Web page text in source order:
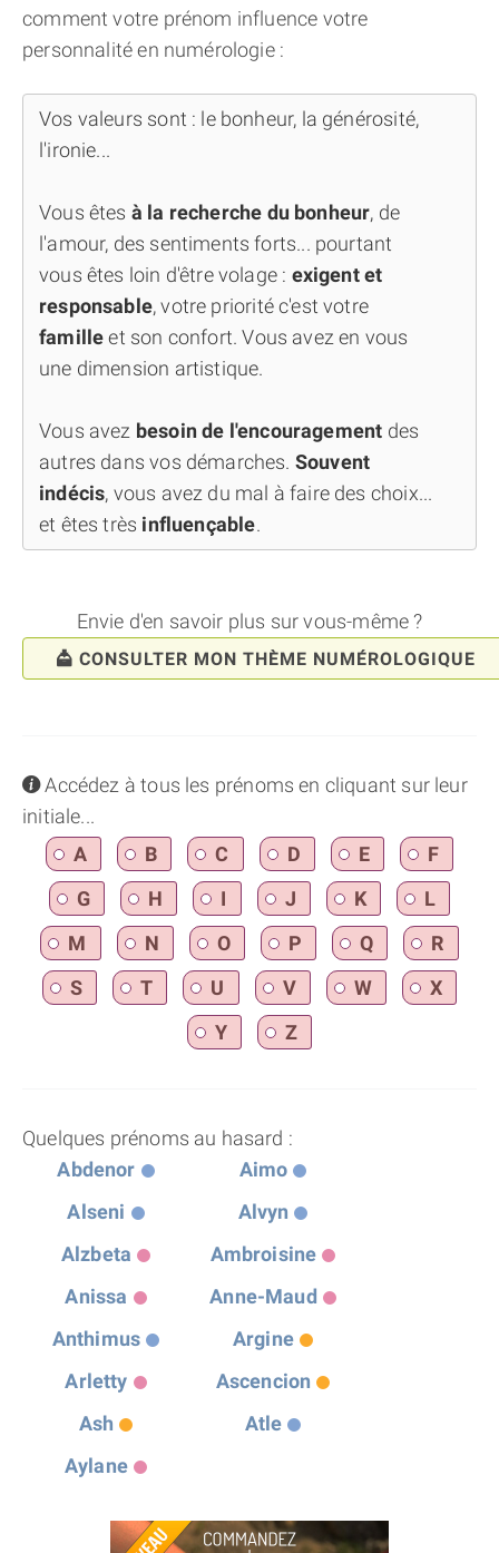
comment votre prénom influence votre
personnalité en numérologie :
Vos valeurs sont : le bonheur, la générosité,
l'ironie...
Vous êtes à la recherche du bonheur, de
l'amour, des sentiments forts... pourtant
vous êtes loin d'être volage : exigent et
responsable, votre priorité c'est votre
familleet son confort. Vous avez en vous
une dimension artistique.
Vous avez besoin de l'encouragement des
autres dans vos démarches. Souvent
indécis, vous avez du mal à faire des choix...
et êtes très influençable.
Envie d'en savoir plus sur vous-même ?
CONSULTER MON THÈME NUMÉROLOGIQUE
infoAccédez à tous les prénoms en cliquant sur leur
initiale...
A
B C D E
F
G
H I J K
L
M
N O P Q
R
S
T U V W
X
Y
Z
Quelques prénoms au hasard :
Abdenor
Aimo
Alseni
Alvyn
Alzbeta
Ambroisine
Anissa
Anne-Maud
Anthimus
Argine
Arletty
Ascencion
Ash
Atle
Aylane